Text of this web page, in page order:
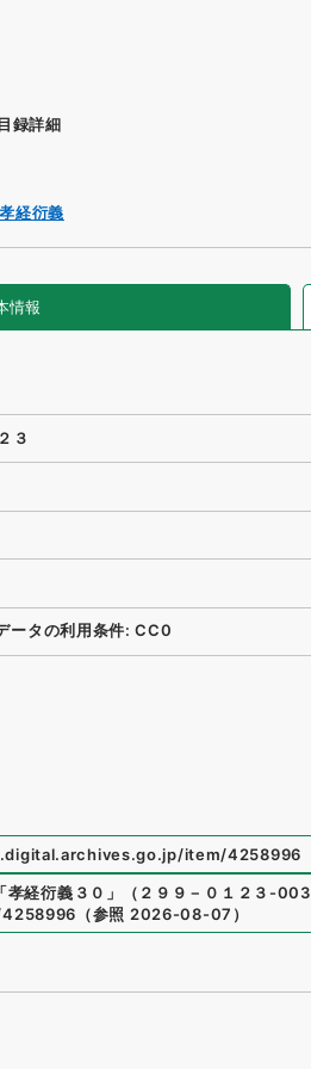
目録詳細
孝経衍義
情報
３
ータの利用条件: CC0
item/4258996
「孝経衍義３０ 」 （ ２９９－０１２３-
（参照 2026-08-07 ）